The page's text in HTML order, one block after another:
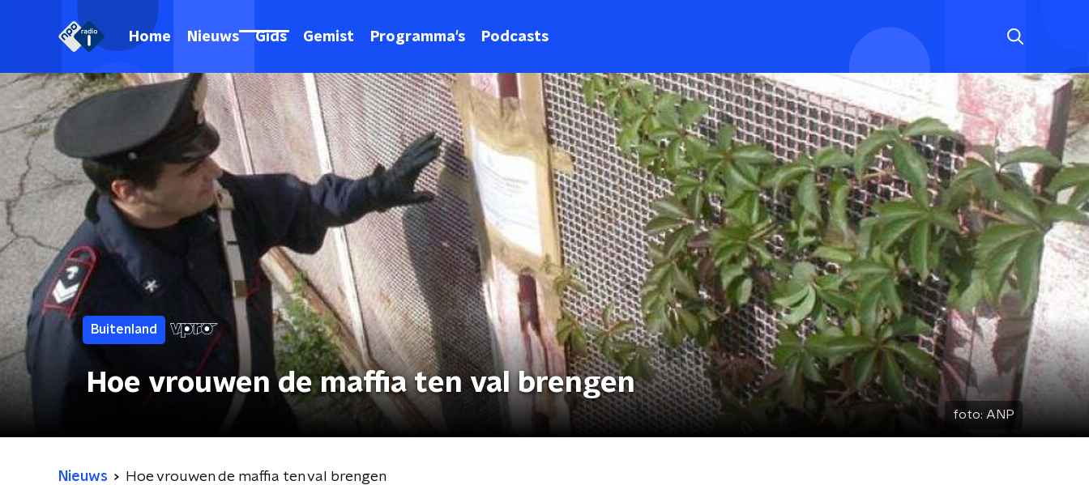
Home Nieuws Gids Gemist Programma's Podcasts
Buitenland
Hoe vrouwen de maffia ten val brengen
foto: ANP
Nieuws Hoe vrouwen de maffia ten val brengen